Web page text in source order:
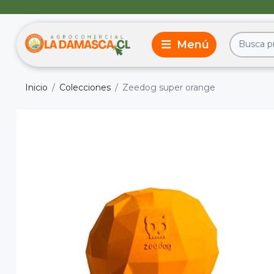
Inicio Colecciones Zeedog super orange